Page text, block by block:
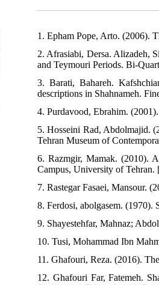
1. Epham Pope, Arto. (2006).
2. Afrasiabi, Dersa. Alizadeh,
and Teymouri Periods. Bi-
3. Barati, Bahareh.
descriptions in Shahnameh.
4. Purdavood, Ebrahim.
5. Hosseini Rad, Abdolmajid.
Tehran Museum of
6. Razmgir, Mamak. (2010).
Campus, University of Tehran.
7. Rastegar Fasaei, Mansour.
8. Ferdosi, abolgasem. (1970).
9. Shayestehfar, Mahnaz;
10. Tusi, Mohammad Ibn
11. Ghafouri, Reza. (2016).
12. Ghafouri Far, Fatemeh.